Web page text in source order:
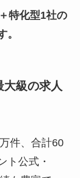
特化型1社の
。
級の求人
件、合計60
ト公式・